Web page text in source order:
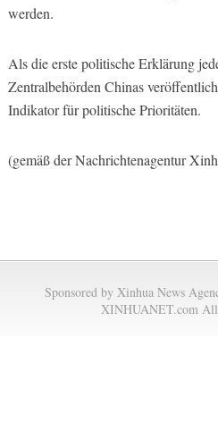
werden.
Als die erste politische Erklärung
Zentralbehörden Chinas
Indikator für politische Prioritäten.
(gemäß der Nachrichtenagentur
Sponsored by Xinhua News
XINHUANET.com All